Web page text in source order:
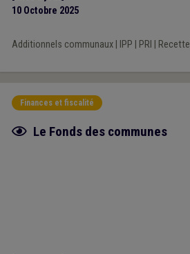
10 Octobre 2025
Additionnels communaux| IPP PRI Recette
Finances et fiscalité
Fiche focus
Le Fonds des communes